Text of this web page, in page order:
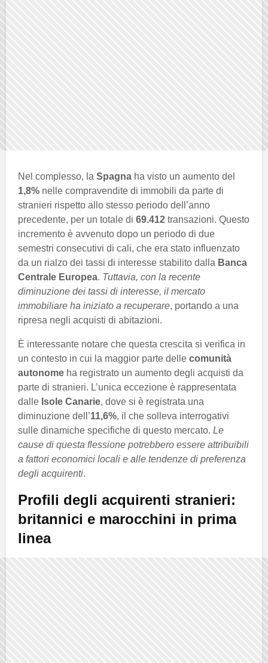
Nel complesso, la Spagna ha visto un aumento del
1,8% nelle compravendite di immobili da parte di
stranieri rispetto allo stesso periodo dell’anno
precedente, per un totale di 69.412 transazioni. Questo
incremento è avvenuto dopo un periodo di due
semestri consecutivi di cali, che era stato influenzato
da un rialzo dei tassi di interesse stabilito dalla Banca
Centrale Europea. Tuttavia, con la recente
diminuzione dei tassi di interesse, il mercato
immobiliare ha iniziato a recuperare, portando a una
ripresa negli acquisti di abitazioni.
È interessante notare che questa crescita si verifica in
un contesto in cui la maggior parte delle comunità
autonome ha registrato un aumento degli acquisti da
parte di stranieri. L’unica eccezione è rappresentata
dalle Isole Canarie, dove si è registrata una
diminuzione dell’11,6%, il che solleva interrogativi
sulle dinamiche specifiche di questo mercato. Le
cause di questa flessione potrebbero essere attribuibili
a fattori economici locali e alle tendenze di preferenza
degli acquirenti.
Profili degli acquirenti stranieri:
britannici e marocchini in prima
linea